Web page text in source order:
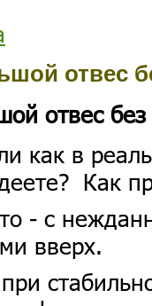
отвес
отвес
как в
Как
- с
вверх.